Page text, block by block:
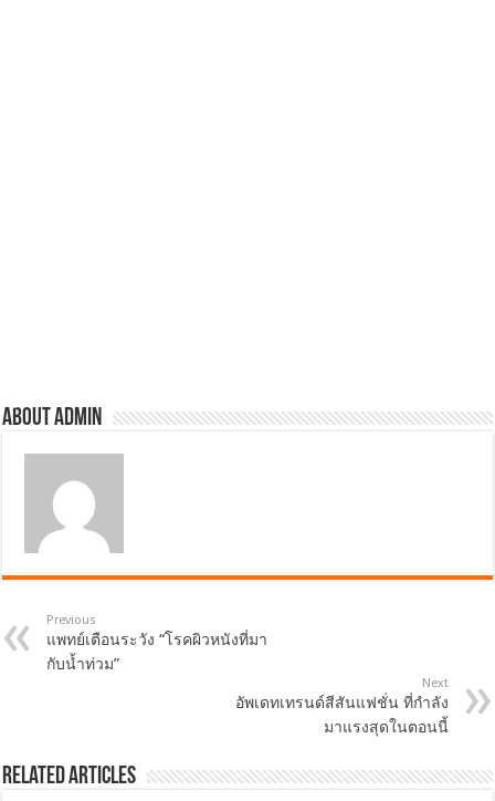
About admin
Previous
แพทย์เตือนระวัง “โรคผิวหนังที่มา
กับน้ำท่วม”
Next
อัพเดทเทรนด์สีสันแฟชั่น ที่กำลัง
มาแรงสุดในตอนนี้
Related Articles